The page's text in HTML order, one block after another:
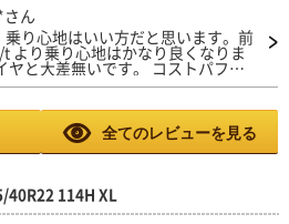
ん
り心地はいい方だと思います。前
より乗り心地はかなり良くなりま
ヤと大差無いです。 コストパフォ
久性だけです。
全てのレビューを見る
40R22 114H XL